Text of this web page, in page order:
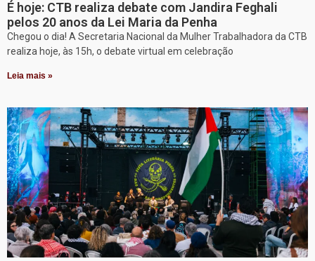
É hoje: CTB realiza debate com Jandira Feghali
pelos 20 anos da Lei Maria da Penha
Chegou o dia! A Secretaria Nacional da Mulher Trabalhadora da CTB
realiza hoje, às 15h, o debate virtual em celebração
Leia mais »